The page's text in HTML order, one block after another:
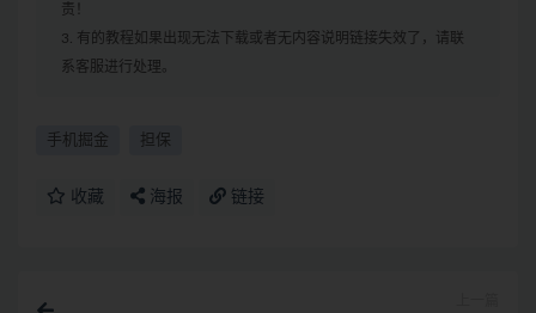
责！
3. 有的教程如果出现无法下载或者无内容说明链接失效了，请联
系客服进行处理。
手机掘金 担保
收藏 海报 链接